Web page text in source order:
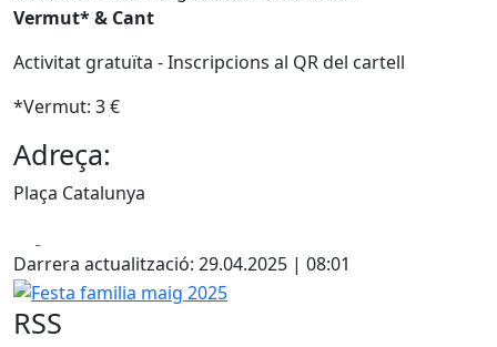
Vermut* & Cant
Activitat gratuïta - Inscripcions al QR del cartell
*Vermut: 3 €
Adreça:
Plaça Catalunya
Darrera actualització: 29.04.2025 | 08:01
Festa familia maig 2025
RSS